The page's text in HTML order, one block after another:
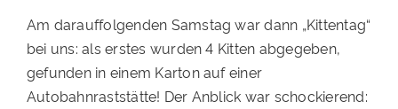
Am darauffolgenden Samstag war dann „Kittentag“
bei uns: als erstes wurden 4 Kitten abgegeben,
gefunden in einem Karton auf einer
Autobahnraststätte! Der Anblick war schockierend: